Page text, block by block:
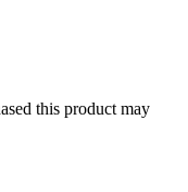
this product may